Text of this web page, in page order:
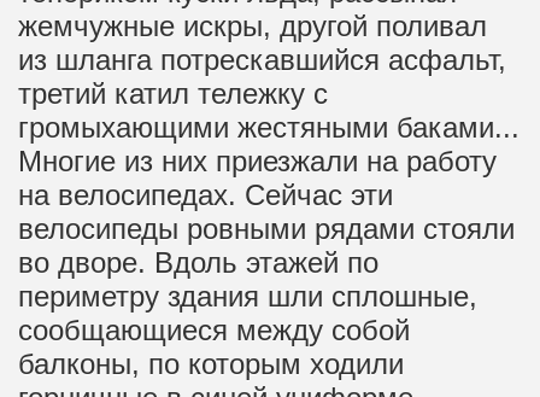
жемчужные искры, другой поливал
из шланга потрескавшийся асфальт,
третий катил тележку с
громыхающими жестяными баками...
Многие из них приезжали на работу
на велосипедах. Сейчас эти
велосипеды ровными рядами стояли
во дворе. Вдоль этажей по
периметру здания шли сплошные,
сообщающиеся между собой
балконы, по которым ходили